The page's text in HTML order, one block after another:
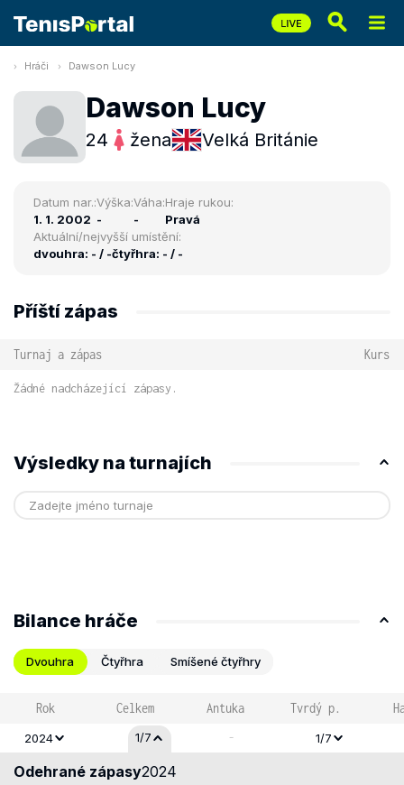
Hráči Dawson Lucy
Dawson Lucy
24 žena Velká Británie
Datum nar.:
1. 1. 2002
Výška:
-
Váha:
-
Hraje rukou:
Pravá
Aktuální/nejvyšší umístění:
dvouhra: - / -čtyřhra: - / -
Příští zápas
Turnaj a zápas Kurs
Žádné nadcházející zápasy.
Výsledky na turnajích
Bilance hráče
Dvouhra Čtyřhra Smíšené čtyřhry
Rok Celkem Antuka Tvrdý p.
2024 1/7 - 1/7
Odehrané zápasy2024